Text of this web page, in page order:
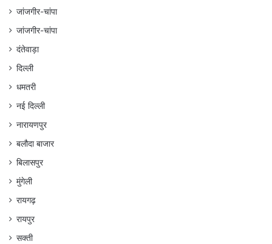
जांजगीर-चांपा
जांजगीर-चांपा
दंतेवाड़ा
दिल्ली
धमतरी
नई दिल्ली
नारायणपुर
बलौदा बाजार
बिलासपुर
मुंगेली
रायगढ़
रायपुर
सक्ती